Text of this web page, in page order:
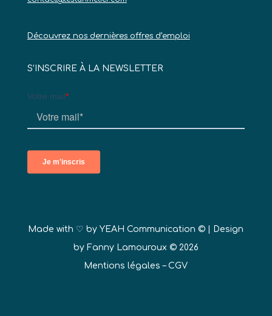
Découvrez nos dernières offres d’emploi
S’INSCRIRE À LA NEWSLETTER
Made with ♡ byYEAH Communication © | Design
by Fanny Lamouroux © 2026
Mentions légales –CGV